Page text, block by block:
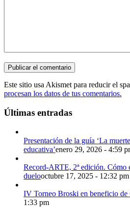
Este sitio usa Akismet para reducir el
procesan los datos de tus comentarios.
Últimas entradas
Presentación de la guía ‘La
educativa’enero 29, 2026 - 4:59
Record-ARTE, 2ª edición. Cómo
duelooctubre 17, 2025 - 12:32 pm
IV Torneo Broski en beneficio de
1:33 pm